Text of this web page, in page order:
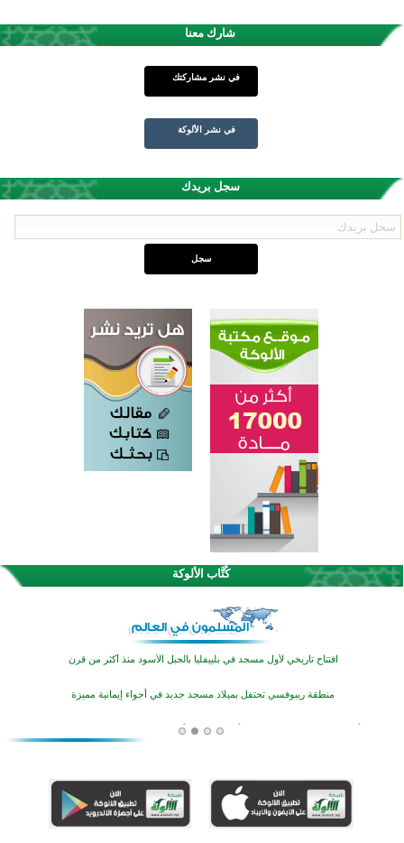
شارك معنا
في نشر مشاركتك
في نشر الألوكة
سجل بريدك
كُتَّاب الألوكة
اختتام الدورة التاسعة لمسابقة حفظ وتلاوة القرآن الكريم في أزناكاييف
تيسليتش تختتم برنامجا تعليميا لتعزيز القيم وبناء الشخصية للشباب المسلمين
اختتام منافسات قرآنية متميزة في بنغلاديش بمشاركة 3000 متسابق
افتتاح تاريخي لأول مسجد في بلييفليا بالجبل الأسود منذ أكثر من قرن
منطقة ريبوفسي تحتفل بميلاد مسجد جديد في أجواء إيمانية مميزة
أكبر مشروع إسلامي في ريف أستراليا يفتتح أبوابه بعد سنوات من العمل والعطاء
اختتام الدورة التاسعة لمسابقة حفظ وتلاوة القرآن الكريم في أزناكاييف